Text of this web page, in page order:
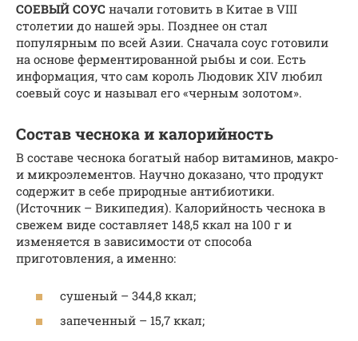
СОЕВЫЙ СОУС начали готовить в Китае в VIII
столетии до нашей эры. Позднее он стал
популярным по всей Азии. Сначала соус готовили
на основе ферментированной рыбы и сои. Есть
информация, что сам король Людовик XIV любил
соевый соус и называл его «черным золотом».
Состав чеснока и калорийность
В составе чеснока богатый набор витаминов, макро-
и микроэлементов. Научно доказано, что продукт
содержит в себе природные антибиотики.
(Источник – Википедия). Калорийность чеснока в
свежем виде составляет 148,5 ккал на 100 г и
изменяется в зависимости от способа
приготовления, а именно:
сушеный – 344,8 ккал;
запеченный – 15,7 ккал;